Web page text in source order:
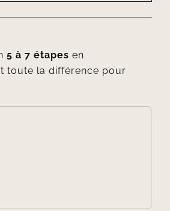
5 à 7 étapes en
toute la différence pour